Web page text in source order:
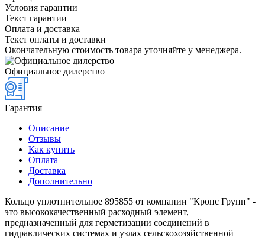
Условия гарантии
Текст гарантии
Оплата и доставка
Текст оплаты и доставки
Окончательную стоимость товара уточняйте у менеджера.
Официальное дилерство
Гарантия
Описание
Отзывы
Как купить
Оплата
Доставка
Дополнительно
Кольцо уплотнительное 895855 от компании "Кропс Групп" -
это высококачественный расходный элемент,
предназначенный для герметизации соединений в
гидравлических системах и узлах сельскохозяйственной